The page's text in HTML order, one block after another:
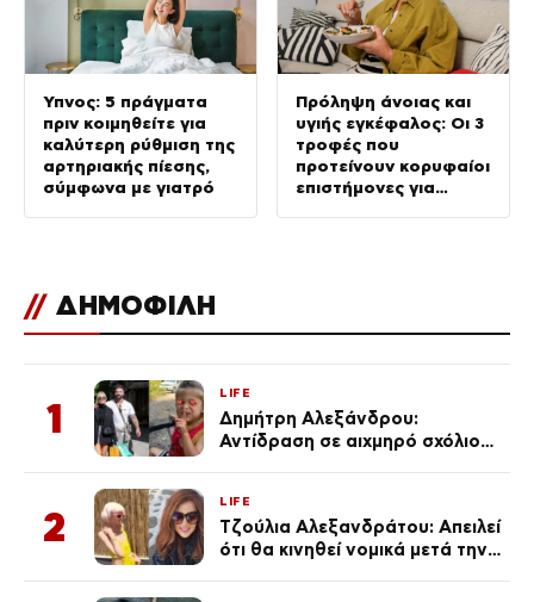
Ύπνος: 5 πράγματα
πριν κοιμηθείτε για
καλύτερη ρύθμιση της
αρτηριακής πίεσης,
σύμφωνα με γιατρό
Πρόληψη άνοιας και
υγιής εγκέφαλος: Οι 3
τροφές που
προτείνουν κορυφαίοι
επιστήμονες για
// ΔΗΜΟΦΙΛΗ
1
LIFE
Δημήτρη Αλεξάνδρου:
Αντίδραση σε αιχμηρό σχόλιο
2
LIFE
Τζούλια Αλεξανδράτου: Απειλεί
ότι θα κινηθεί νομικά μετά την